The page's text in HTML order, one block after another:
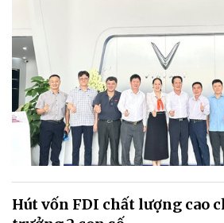
Hút vốn FDI chất lượng cao